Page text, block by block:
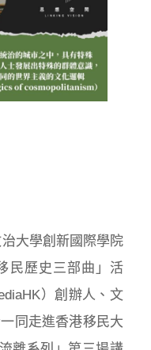
大學創新國際學院
民歷史三部曲」活
）創辦人、文
同走進香港移民大